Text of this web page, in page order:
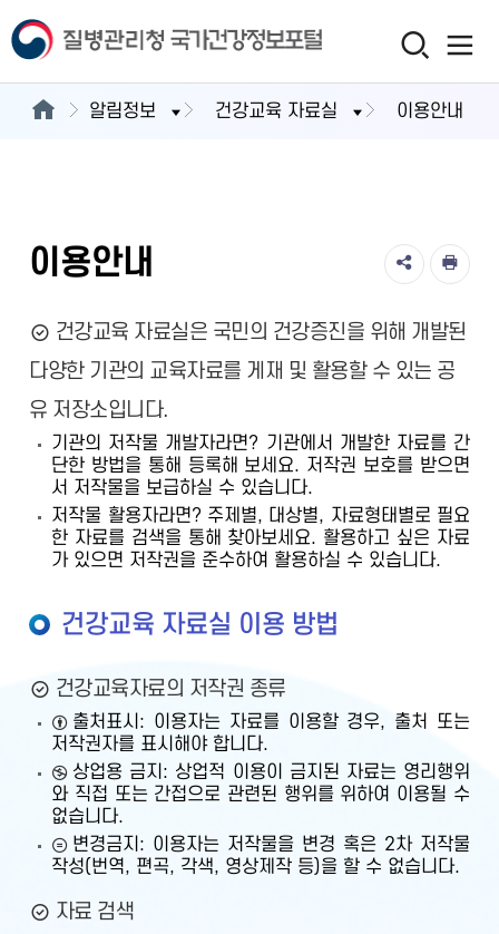
알림정보 건강교육 자료실 이용안내
이용안내
건강교육 자료실은 국민의 건강증진을 위해 개발된
다양한 기관의 교육자료를 게재 및 활용할 수 있는 공
유 저장소입니다.
기관의 저작물 개발자라면? 기관에서 개발한 자료를 간
단한 방법을 통해 등록해 보세요. 저작권 보호를 받으면
서 저작물을 보급하실 수 있습니다.
저작물 활용자라면? 주제별, 대상별, 자료형태별로 필요
한 자료를 검색을 통해 찾아보세요. 활용하고 싶은 자료
가 있으면 저작권을 준수하여 활용하실 수 있습니다.
건강교육 자료실 이용 방법
건강교육자료의 저작권 종류
출처표시: 이용자는 자료를 이용할 경우, 출처 또는
저작권자를 표시해야 합니다.
상업용 금지: 상업적 이용이 금지된 자료는 영리행위
와 직접 또는 간접으로 관련된 행위를 위하여 이용될 수
없습니다.
변경금지: 이용자는 저작물을 변경 혹은 2차 저작물
작성(번역, 편곡, 각색, 영상제작 등)을 할 수 없습니다.
자료 검색